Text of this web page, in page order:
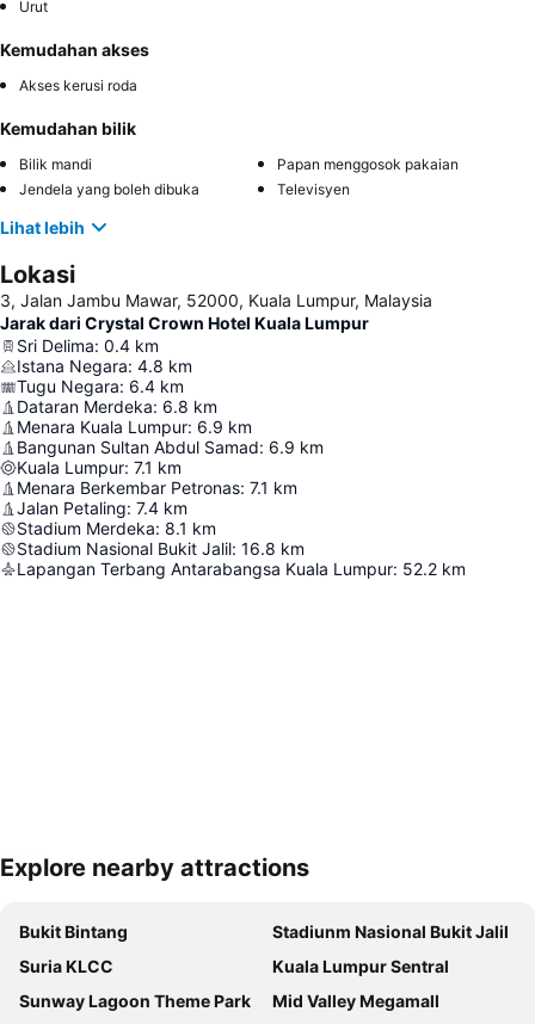
Urut
Kemudahan akses
Akses kerusi roda
Kemudahan bilik
Bilik mandi
Papan menggosok pakaian
Jendela yang boleh dibuka
Televisyen
Lihat lebih
Lokasi
3, Jalan Jambu Mawar, 52000, Kuala Lumpur, Malaysia
Jarak dari Crystal Crown Hotel Kuala Lumpur
Sri Delima: 0.4 km
Istana Negara: 4.8 km
Tugu Negara: 6.4 km
Dataran Merdeka: 6.8 km
Menara Kuala Lumpur: 6.9 km
Bangunan Sultan Abdul Samad: 6.9 km
Kuala Lumpur: 7.1 km
Menara Berkembar Petronas: 7.1 km
Jalan Petaling: 7.4 km
Stadium Merdeka: 8.1 km
Stadium Nasional Bukit Jalil: 16.8 km
Lapangan Terbang Antarabangsa Kuala Lumpur: 52.2 km
Kembangkan peta
Explore nearby attractions
Bukit Bintang
Stadiunm Nasional Bukit Jalil
Suria KLCC
Kuala Lumpur Sentral
Sunway Lagoon Theme Park
Mid Valley Megamall